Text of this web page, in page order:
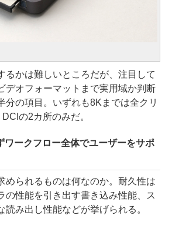
るかは難しいところだが、注目して
デオフォーマットまで実用域か判断
分の項目。いずれも8Kまでは全クリ
の2カ所のみだ。
ワークフロー全体でユーザーをサポ
められるものは何なのか。耐久性は
の性能を引き出す書き込み性能、ス
読み出し性能などが挙げられる。